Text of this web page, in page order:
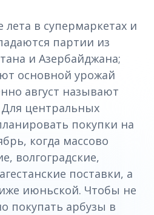
лета в супермаркетах и
партии из
и Азербайджана;
основной урожай
август называют
центральных
покупки на
когда массово
волгоградские,
поставки, а
июньской. Чтобы не
покупать арбузы в